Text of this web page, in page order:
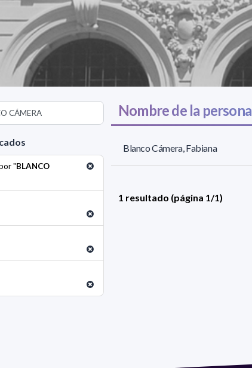
"BLANCO
Nombre de la persona
Blanco Cámera, Fabiana
1 resultado (página 1/1)